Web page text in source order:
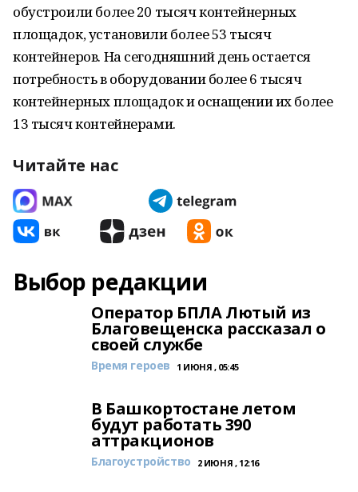
обустроили более 20 тысяч контейнерных
площадок, установили более 53 тысяч
контейнеров. На сегодняшний день остается
потребность в оборудовании более 6 тысяч
контейнерных площадок и оснащении их более
13 тысяч контейнерами.
Читайте нас
Выбор редакции
Оператор БПЛА Лютый из
Благовещенска рассказал о
своей службе
Время героев 1 ИЮНЯ , 05:45
В Башкортостане летом
будут работать 390
аттракционов
Благоустройство 2 ИЮНЯ , 12:16